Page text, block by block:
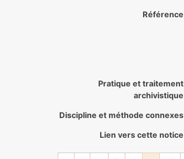
Référence
Pratique et traitement
archivistique
Discipline et méthode connexes
Lien vers cette notice